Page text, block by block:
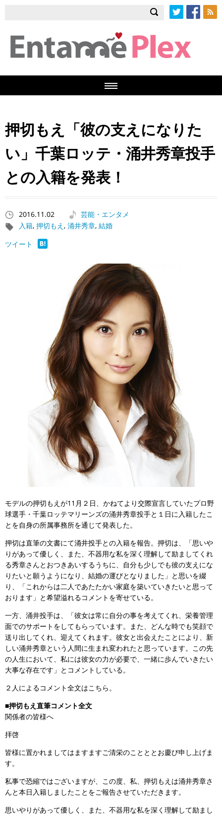
押切もえ「彼の支えになりた
い」千葉ロッテ・涌井秀章投手
との入籍を発表！
2016.11.02
芸能・エンタメ
入籍, 押切もえ , 涌井秀章, 結婚
ツイート
モデルの押切もえが11月２日、かねてより交際宣言していたプロ野
球選手・千葉ロッテマリーンズの涌井秀章投手と１日に入籍したこ
とを自身の所属事務所を通じて発表した。
押切は直筆の文書にて涌井投手との入籍を報告。押切は、「思いや
りがあって優しく、また、不器用な私を深く理解して励ましてくれ
る秀章さんとおつきあいするうちに、自分も少しでも彼の支えにな
りたいと願うようになり、結婚の運びとなりました」と思いを綴
り、「これからは二人であたたかい家庭を築いていきたいと思って
おります」と希望溢れるコメントを寄せている。
一方、涌井投手は、「彼女は常に自分の事を考えてくれ、栄養管理
面でのサポートをしてもらっています。また、どんな時でも笑顔で
送り出してくれ、迎えてくれます。彼女と出会えたことにより、新
しい涌井秀章という人間に生まれ変われたと思っています。この先
の人生において、私には彼女の力が必要で、一緒に歩んでいきたい
大事な存在です」とコメントしている。
２人によるコメント全文はこちら。
■押切もえ直筆コメント全文
関係者の皆様へ
拝啓
皆様に置かれましてはますますご清栄のことととお慶び申し上げま
す。
私事で恐縮ではございますが、この度、私、押切もえは涌井秀章さ
んと本日入籍しましたことをご報告させていただきます。
思いやりがあって優しく、また、不器用な私を深く理解して励まし